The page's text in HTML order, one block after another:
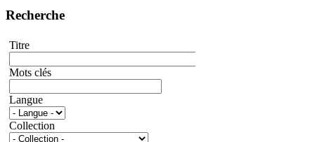
Recherche
Titre
Mots clés
Langue
Collection